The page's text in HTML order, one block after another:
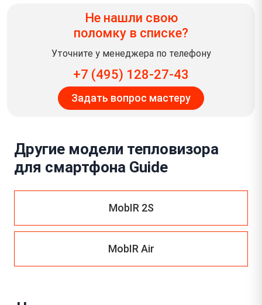
Не нашли свою
поломку в списке?
Уточните у менеджера по телефону
+7 (495) 128-27-43
Задать вопрос мастеру
Другие модели тепловизора
для смартфона Guide
MobIR 2S
MobIR Air